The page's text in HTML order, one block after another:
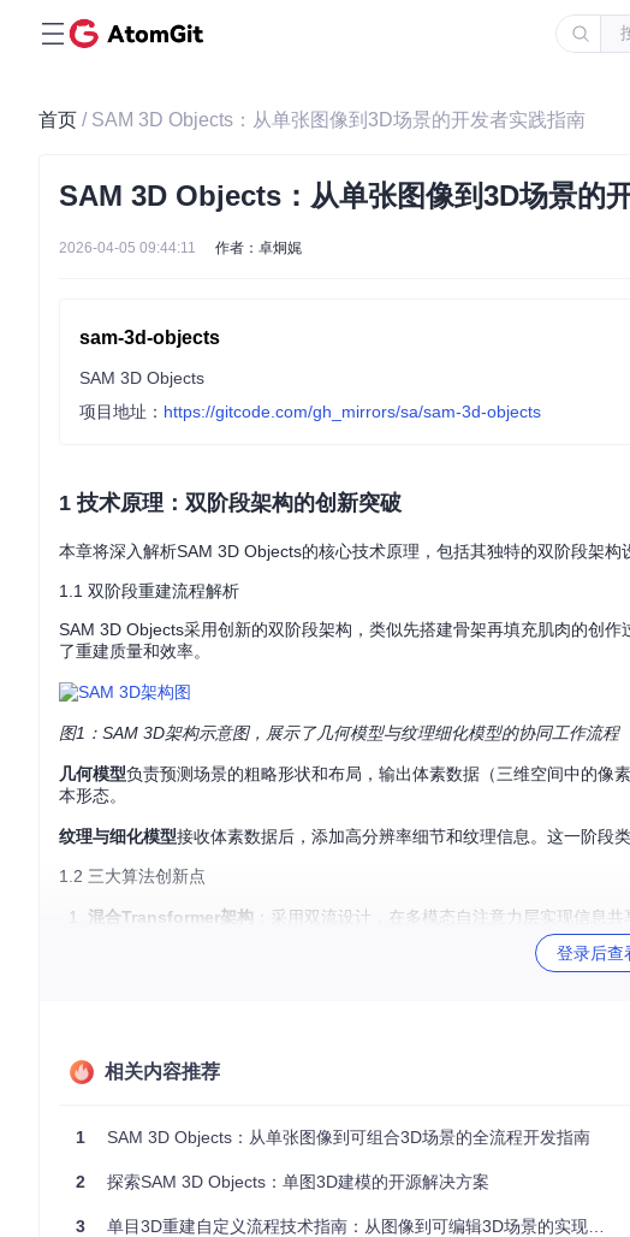
首页 / SAM 3D Objects：从单张图像到3D场景的开发者实践指南
SAM 3D Objects：从单张图像到3D场景的
2026-04-05 09:44:11 作者：卓炯娓
sam-3d-objects
SAM 3D Objects
项目地址： https://gitcode.com/gh_mirrors/sa/sam-3d-objects
1 技术原理：双阶段架构的创新突破
本章将深入解析SAM 3D Objects的核心技术原理，包括其独特的双阶段架
1.1 双阶段重建流程解析
SAM 3D Objects采用创新的双阶段架构，类似先搭建骨架再填充肌肉的创
了重建质量和效率。
图1：SAM 3D架构示意图，展示了几何模型与纹理细化模型的协同工作流程
几何模型负责预测场景的粗略形状和布局，输出体素数据（三维空间中的像
本形态。
纹理与细化模型接收体素数据后，添加高分辨率细节和纹理信息。这一阶段
1.2 三大算法创新点
混合Transformer架构 ：采用双流设计，在多模态自注意力层实现信息
：通过动态掩码机制，使模型能够聚焦于图像中的
为实现高效的3D重建，SAM 3D Objects采用了多种优化策略：
：先构建低分辨率基础结构，再逐步添加细节，平衡速度与
注意力机制优化：通过空间稀疏性注意力减少计算量
模型并行化 ：将几何模型和纹理模型部署在不同GPU上，提高并行效率
2 环境配置：从零开始搭建开发环境
登录后查
相关内容推荐
1 SAM 3D Objects：从单张图像到可组合3D场景的全流程开发指南
2 探索SAM 3D Objects：单图3D建模的开源解决方案
3 单目3D重建自定义流程技术指南：从图像到可编辑3D场景的实现方案